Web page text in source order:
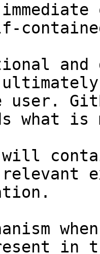
and
user.
what
will
in